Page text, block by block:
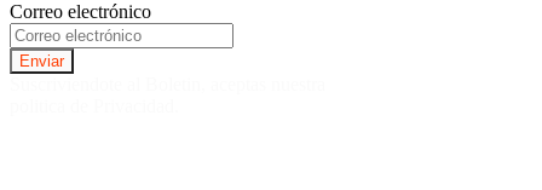
Correo electrónico